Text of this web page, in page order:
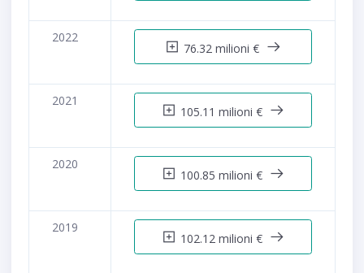
2022
76.32 milioni €
2021
105.11 milioni €
2020
100.85 milioni €
2019
102.12 milioni €